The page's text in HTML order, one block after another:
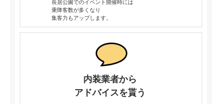
長居公園でのイベント開催時には
乗降客数が多くなり
集客力もアップします。
内装業者から
アドバイスを貰う